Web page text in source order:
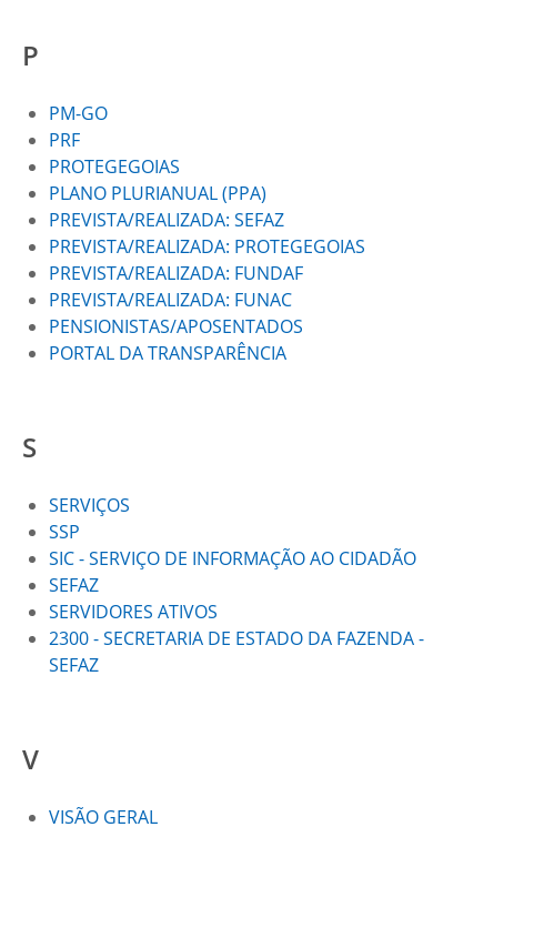
P
PM-GO
PRF
PROTEGEGOIAS
PLANO PLURIANUAL (PPA)
PREVISTA/REALIZADA: SEFAZ
PREVISTA/REALIZADA: PROTEGEGOIAS
PREVISTA/REALIZADA: FUNDAF
PREVISTA/REALIZADA: FUNAC
PENSIONISTAS/APOSENTADOS
PORTAL DA TRANSPARÊNCIA
S
SERVIÇOS
SSP
SIC - SERVIÇO DE INFORMAÇÃO AO CIDADÃO
SEFAZ
SERVIDORES ATIVOS
2300 - SECRETARIA DE ESTADO DA FAZENDA -
SEFAZ
V
VISÃO GERAL